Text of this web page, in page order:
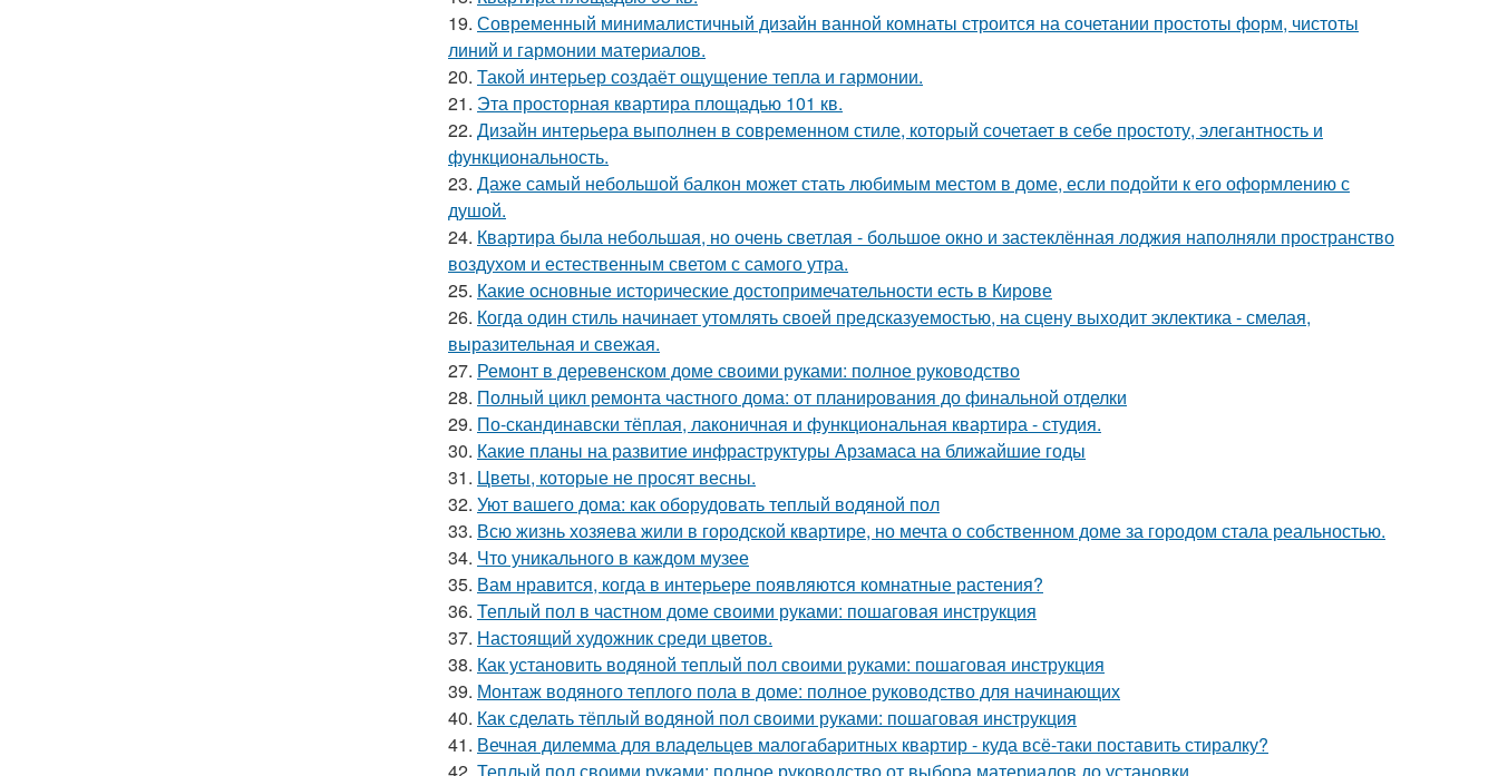
19. Современный минималистичный дизайн ванной комнаты строится на сочетании простоты форм, чистоты
линий и гармонии материалов.
20. Такой интерьер создаёт ощущение тепла и гармонии.
21. Эта просторная квартира площадью 101 кв.
22. Дизайн интерьера выполнен в современном стиле, который сочетает в себе простоту, элегантность и
функциональность.
23. Даже самый небольшой балкон может стать любимым местом в доме, если подойти к его оформлению с
душой.
24. Квартира была небольшая, но очень светлая - большое окно и застеклённая лоджия наполняли пространство
воздухом и естественным светом с самого утра.
25. Какие основные исторические достопримечательности есть в Кирове
26. Когда один стиль начинает утомлять своей предсказуемостью, на сцену выходит эклектика - смелая,
выразительная и свежая.
27. Ремонт в деревенском доме своими руками: полное руководство
28. Полный цикл ремонта частного дома: от планирования до финальной отделки
29. По-скандинавски тёплая, лаконичная и функциональная квартира - студия.
30. Какие планы на развитие инфраструктуры Арзамаса на ближайшие годы
31. Цветы, которые не просят весны.
32. Уют вашего дома: как оборудовать теплый водяной пол
33. Всю жизнь хозяева жили в городской квартире, но мечта о собственном доме за городом стала реальностью.
34. Что уникального в каждом музее
35. Вам нравится, когда в интерьере появляются комнатные растения?
36. Теплый пол в частном доме своими руками: пошаговая инструкция
37. Настоящий художник среди цветов.
38. Как установить водяной теплый пол своими руками: пошаговая инструкция
39. Монтаж водяного теплого пола в доме: полное руководство для начинающих
40. Как сделать тёплый водяной пол своими руками: пошаговая инструкция
41. Вечная дилемма для владельцев малогабаритных квартир - куда всё-таки поставить стиралку?